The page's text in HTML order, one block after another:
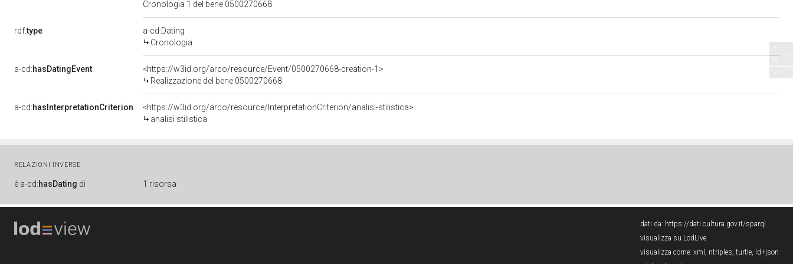
Cronologia 1 del bene 0500270668
rdf:type
a-cd:Dating
Cronologia
a-cd:hasDatingEvent
<https://w3id.org/arco/resource/Event/0500270668-creation-1>
Realizzazione del bene 0500270668
a-cd:hasInterpretationCriterion
<https://w3id.org/arco/resource/InterpretationCriterion/analisi-stilistica>
analisi stilistica
RELAZIONI INVERSE
è a-cd:hasDating di 1 risorsa
dati da: https://dati.cultura.gov.it/sparql
visualizza su LodLive
visualizza come: xml , ntriples, turtle, ld+json